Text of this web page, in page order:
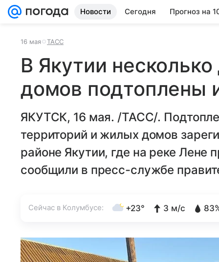
Новости Сегодня Прогноз на
16 мая ТАСС
В Якутии
домов подтоплены
ЯКУТСК, 16 мая. /ТАСС/.
территорий и жилых домов
районе Якутии, где на реке Лене
сообщили в пресс-службе
Сейчас в Колумбусе: +23° 3 м/с